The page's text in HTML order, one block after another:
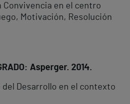
Convivencia en el centro
Motivación, Resolución
Asperger. 2014.
Desarrollo en el contexto